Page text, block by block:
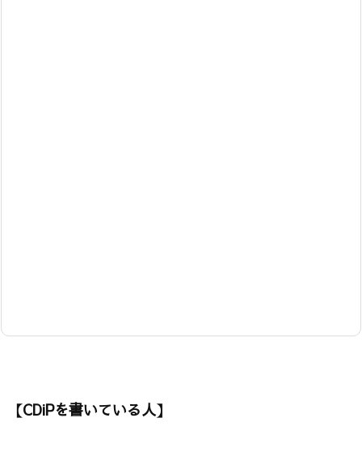
【CDiPを書いている人】